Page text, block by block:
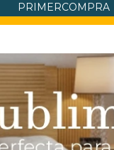
PRIMERCOMPRA